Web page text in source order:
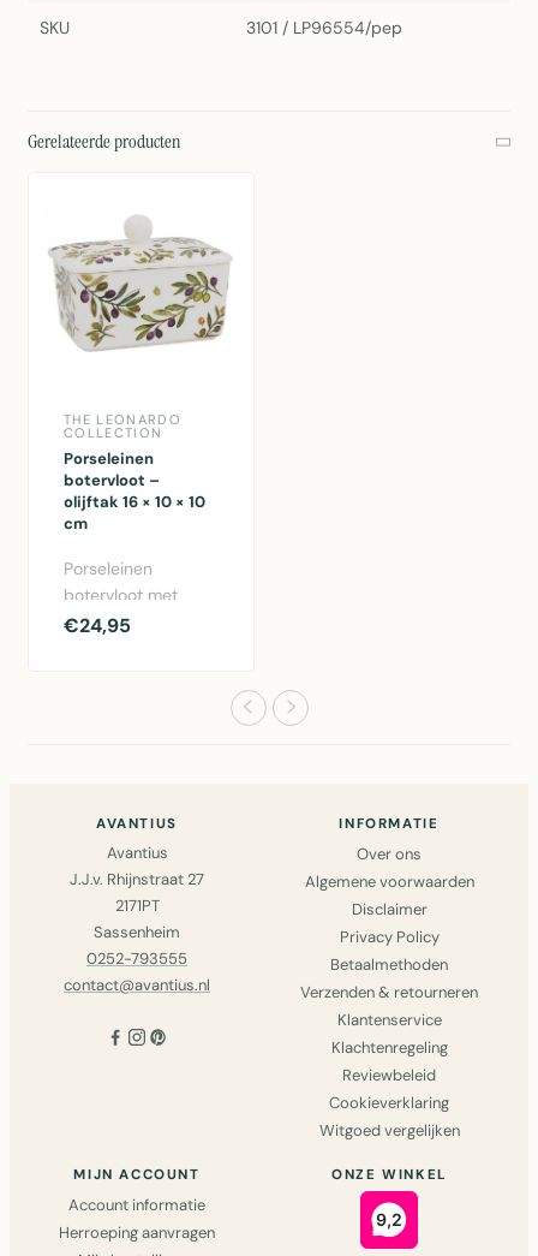
SKU 3101 / LP96554/pep
Gerelateerde producten
THE LEONARDO
COLLECTION
Porseleinen
botervloot –
olijftak 16 × 10 × 10
cm
Porseleinen
botervloot met
olijftakdessin, 16 ×
€24,95
AVANTIUS
Avantius
J.J.v. Rhijnstraat 27
2171PT
Sassenheim
0252-793555
contact@avantius.nl
INFORMATIE
Over ons
Algemene voorwaarden
Disclaimer
Privacy Policy
Betaalmethoden
Verzenden & retourneren
Klantenservice
Klachtenregeling
Reviewbeleid
Cookieverklaring
Witgoed vergelijken
MIJN ACCOUNT
Account informatie
Herroeping aanvragen
ONZE WINKEL